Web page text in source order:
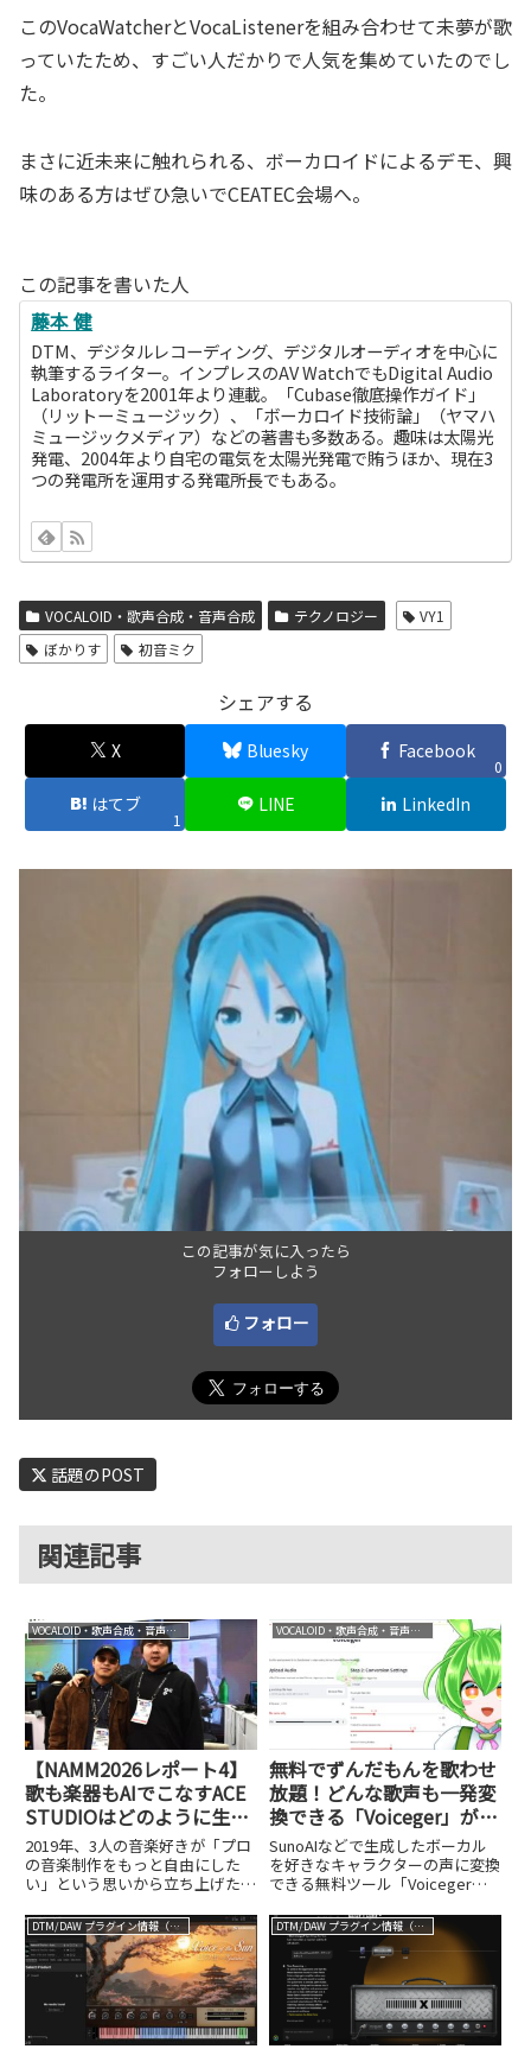
このVocaWatcherとVocaListenerを組み合わせて未夢が歌
っていたため、すごい人だかりで人気を集めていたのでし
た。
まさに近未来に触れられる、ボーカロイドによるデモ、興
味のある方はぜひ急いでCEATEC会場へ。
この記事を書いた人
藤本 健
DTM、デジタルレコーディング、デジタルオーディオを中心に
執筆するライター。インプレスのAV WatchでもDigital Audio
Laboratoryを2001年より連載。「Cubase徹底操作ガイド」
（リットーミュージック）、「ボーカロイド技術論」（ヤマハ
ミュージックメディア）などの著書も多数ある。趣味は太陽光
発電、2004年より自宅の電気を太陽光発電で賄うほか、現在3
つの発電所を運用する発電所長でもある。
VOCALOID・歌声合成・音声合成 テクノロジー
VY1
ぼかりす
初音ミク
シェアする
X Bluesky Facebook
0
はてブ
1
LINE LinkedIn
この記事が気に入ったら
フォローしよう
フォロー
話題のPOST
関連記事
VOCALOID・歌声合成・音声合成
【NAMM2026レポート4】
歌も楽器もAIでこなすACE
STUDIOはどのように生ま
れたのか? 3人の創業者が
語る、理想と未来戦略
2019年、3人の音楽好きが「プロ
の音楽制作をもっと自由にした
い」という思いから立ち上げたプ
フト、さらにはAI楽器演奏ソフト
として、最近いろいろなところで
目にするようになったACE
STUDIOです。DTMス...
VOCALOID・歌声合成・音声合成
無料でずんだもんを歌わせ
放題！どんな歌声も一発変
換できる「Voiceger」が凄
い
SunoAIなどで生成したボーカル
を好きなキャラクターの声に変換
できる無料ツール「Voiceger」
気キャラの歌声に一発変換できる
手軽さが魅力です。
DTM/DAW プラグイン情報（VST AU AAX） DTM/DAW プラグイン情報（VST AU AAX）